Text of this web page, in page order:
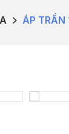
ÁP TRẦN